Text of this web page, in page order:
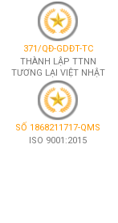
371/QĐ-GDĐT-TC
THÀNH LẬP TTNN
TƯƠNG LẠI VIỆT NHẬT
SỐ 1868211717-QMS
ISO 9001:2015